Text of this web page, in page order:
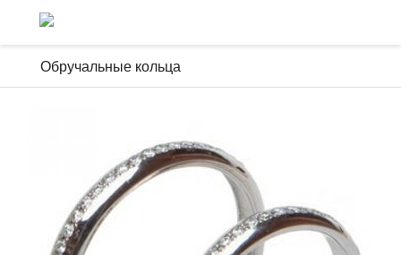
Обручальные кольца